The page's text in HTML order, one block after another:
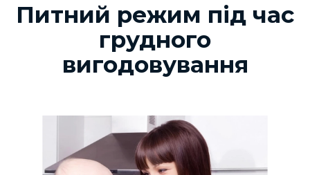
Питний режим під час
грудного
вигодовування